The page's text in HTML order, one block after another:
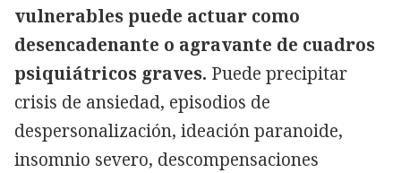
vulnerables puede actuar como
desencadenante o agravante de cuadros
psiquiátricos graves. Puede precipitar
crisis de ansiedad, episodios de
despersonalización, ideación paranoide,
insomnio severo, descompensaciones